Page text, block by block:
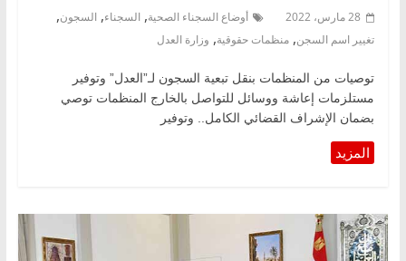
28 مارس، 2022 أوضاع السجناء الصحية, السجناء, السجون,
تغيير اسم السجن, منظمات حقوقية, وزارة العدل
توصيات من المنظمات بنقل تبعية السجون لـ”العدل” وتوفير
مستلزمات إعاشة ووسائل للتواصل بالخارج المنظمات توصي
بضمان الإشراف القضائي الكامل.. وتوفير